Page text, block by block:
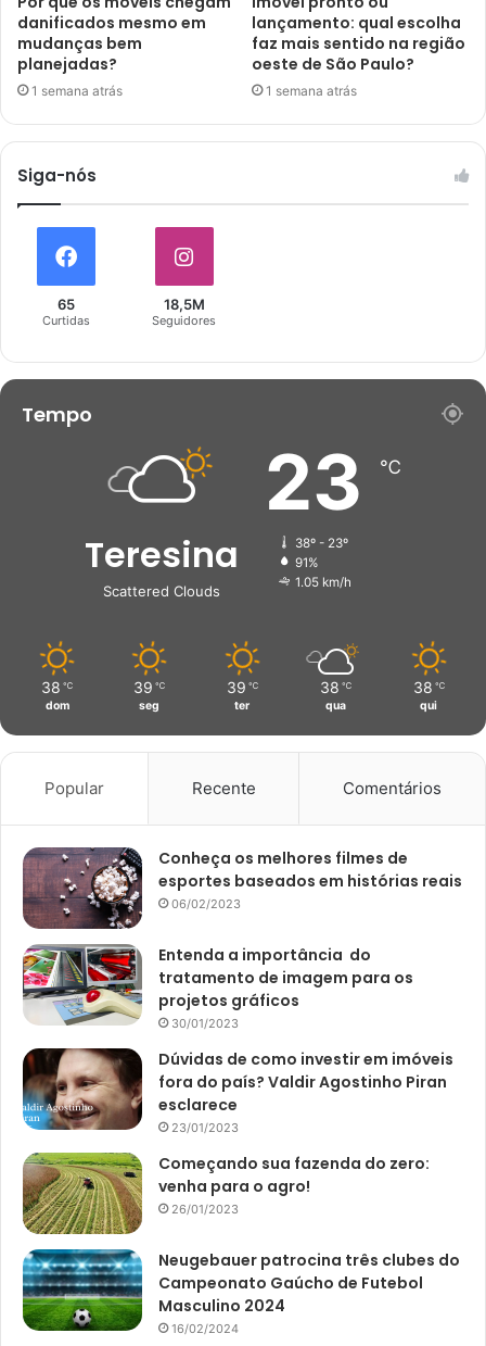
danificados mesmo em
mudanças bem
planejadas?
1 semana atrás
lançamento: qual escolha
faz mais sentido na região
oeste de São Paulo?
1 semana atrás
Siga-nós
65
Curtidas
18,5M
Seguidores
Tempo
Teresina
Scattered Clouds
23 ℃
38º - 23º
91%
1.05 km/h
38 ℃
dom
39 ℃
seg
39 ℃
ter
38 ℃
qua
38 ℃
qui
Popular Recente Comentários
Conheça os melhores filmes de
esportes baseados em histórias reais
06/02/2023
Entenda a importância do
tratamento de imagem para os
projetos gráficos
30/01/2023
Dúvidas de como investir em imóveis
fora do país? Valdir Agostinho Piran
esclarece
23/01/2023
Começando sua fazenda do zero:
venha para o agro!
26/01/2023
Neugebauer patrocina três clubes do
Campeonato Gaúcho de Futebol
Masculino 2024
16/02/2024